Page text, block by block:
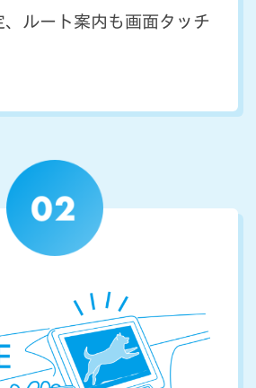
、ルート案内も画面タッチ